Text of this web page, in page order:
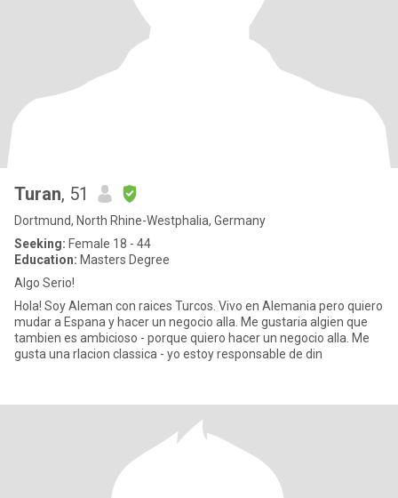
Turan, 51
Dortmund, North Rhine-Westphalia, Germany
Seeking: Female 18 - 44
Education: Masters Degree
Algo Serio!
Hola! Soy Aleman con raices Turcos. Vivo en Alemania pero quiero
mudar a Espana y hacer un negocio alla. Me gustaria algien que
tambien es ambicioso - porque quiero hacer un negocio alla. Me
gusta una rlacion classica - yo estoy responsable de din